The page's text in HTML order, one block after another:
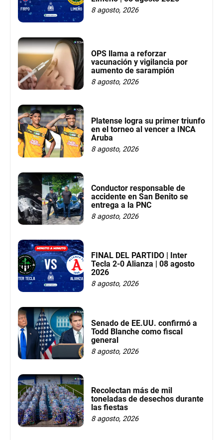
8 agosto, 2026
OPS llama a reforzar
vacunación y vigilancia por
aumento de sarampión
8 agosto, 2026
Platense logra su primer triunfo
en el torneo al vencer a INCA
Aruba
8 agosto, 2026
Conductor responsable de
accidente en San Benito se
entrega a la PNC
8 agosto, 2026
FINAL DEL PARTIDO | Inter
Tecla 2-0 Alianza | 08 agosto
2026
8 agosto, 2026
Senado de EE.UU. confirmó a
Todd Blanche como fiscal
general
8 agosto, 2026
Recolectan más de mil
toneladas de desechos durante
las fiestas
8 agosto, 2026